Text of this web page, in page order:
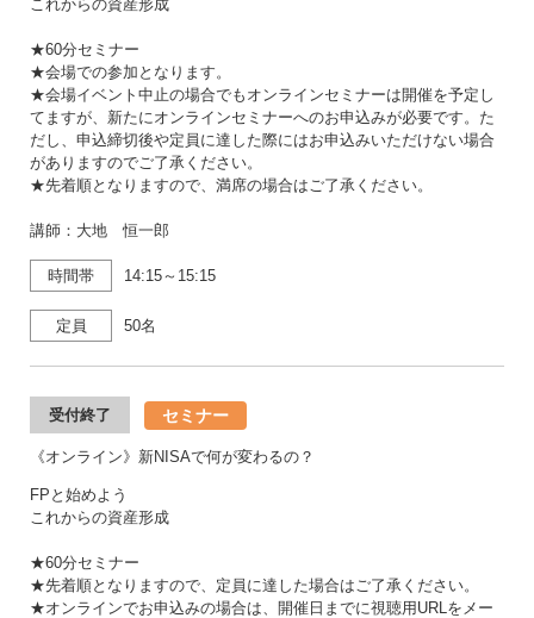
これからの資産形成
★60分セミナー
★会場での参加となります。
★会場イベント中止の場合でもオンラインセミナーは開催を予定し
てますが、新たにオンラインセミナーへのお申込みが必要です。た
だし、申込締切後や定員に達した際にはお申込みいただけない場合
がありますのでご了承ください。
★先着順となりますので、満席の場合はご了承ください。
講師：大地 恒一郎
時間帯 14:15～15:15
定員 50名
受付終了 セミナー
《オンライン》新NISAで何が変わるの？
FPと始めよう
これからの資産形成
★60分セミナー
★先着順となりますので、定員に達した場合はご了承ください。
★オンラインでお申込みの場合は、開催日までに視聴用URLをメー